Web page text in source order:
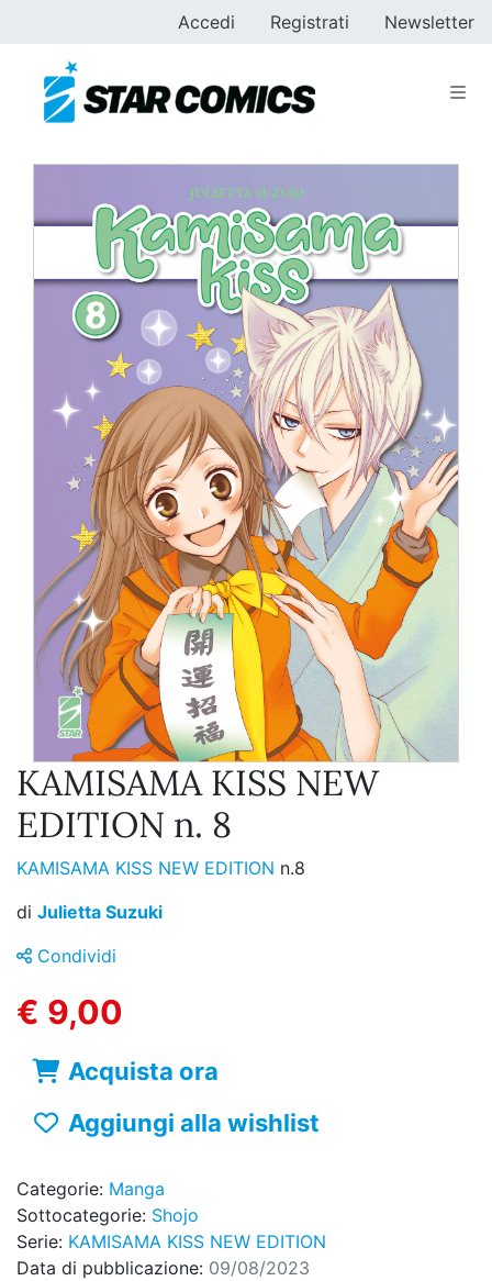
Accedi Registrati Newsletter
KAMISAMA KISS NEW
EDITION n. 8
KAMISAMA KISS NEW EDITION n.8
di Julietta Suzuki
Condividi
€ 9,00
Acquista ora
Aggiungi alla wishlist
Categorie: Manga
Sottocategorie: Shojo
Serie: KAMISAMA KISS NEW EDITION
Data di pubblicazione: 09/08/2023